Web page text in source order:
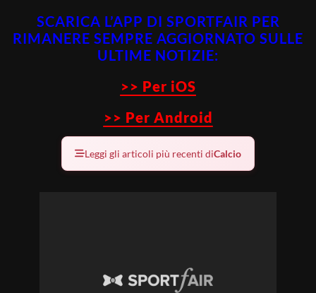
SCARICA L’APP DI SPORTFAIR PER
RIMANERE SEMPRE AGGIORNATO SULLE
ULTIME NOTIZIE:
>> Per iOS
>> Per Android
Leggi gli articoli più recenti diCalcio